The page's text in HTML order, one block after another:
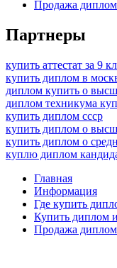
Продажа
Партнеры
купить аттестат за 9
купить диплом в
диплом купить о
диплом техникума
купить диплом ссср
купить диплом о
купить диплом о
куплю диплом
Главная
Информация
Где купить
Купить диплом
Продажа